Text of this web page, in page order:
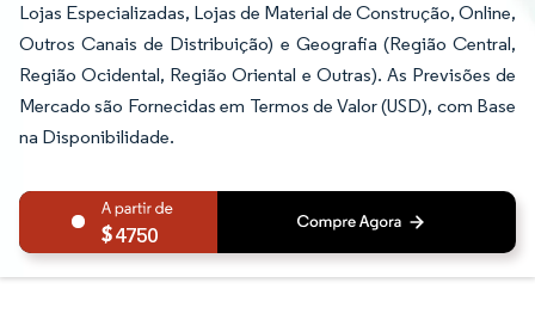
Lojas Especializadas, Lojas de Material de Construção, Online,
Outros Canais de Distribuição) e Geografia (Região Central,
Região Ocidental, Região Oriental e Outras). As Previsões de
Mercado são Fornecidas em Termos de Valor (USD), com Base
na Disponibilidade.
4750